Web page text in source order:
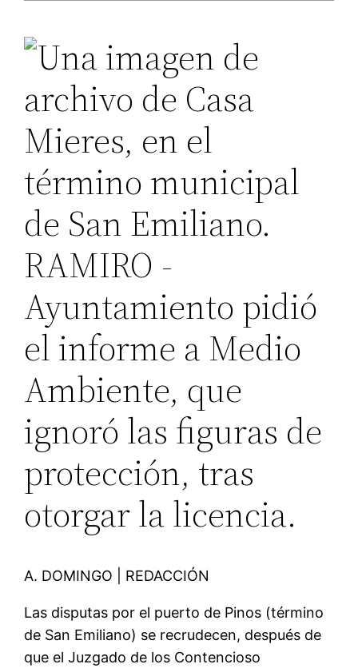
Ayuntamiento pidió
el informe a Medio
Ambiente, que
ignoró las figuras de
protección, tras
otorgar la licencia.
A. DOMINGO | REDACCIÓN
Las disputas por el puerto de Pinos (término
de San Emiliano) se recrudecen, después de
que el Juzgado de los Contencioso